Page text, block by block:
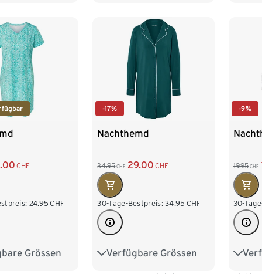
CHF
24.95 CHF
Grössen
M 40/42
-17%
Nachthemd
34.95 CHF 29.00 CHF
30-Tage-Bestpreis: 34.95 CHF
Verfügbare Grössen
S 36/38 M 40/42
-9%
19.95 CHF
30-
S 36/